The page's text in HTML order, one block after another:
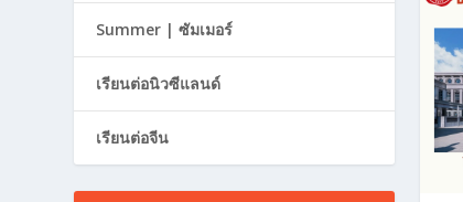
Summer | ซัมเมอร์
เรียนต่อนิวซีแลนด์
เรียนต่อจีน